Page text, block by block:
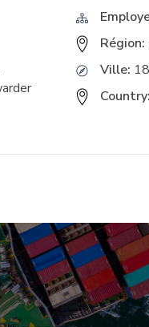
Région:
Ville:
Country: